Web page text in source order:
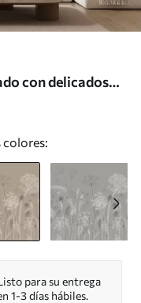
con delicados
en tonos
colores:
para su entrega
1-3 días hábiles.